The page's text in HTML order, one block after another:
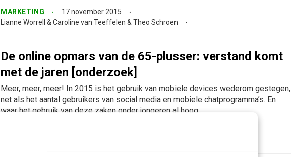
MARKETING
17 november 2015
Lianne Worrell & Caroline van Teeffelen & Theo Schroen
De online opmars van de 65-plusser: verstand komt
met de jaren [onderzoek]
Meer, meer, meer! In 2015 is het gebruik van mobiele devices wederom gestegen,
net als het aantal gebruikers van social media en mobiele chatprogramma’s. En
waar het gebruik van deze zaken onder jongeren al hoog...